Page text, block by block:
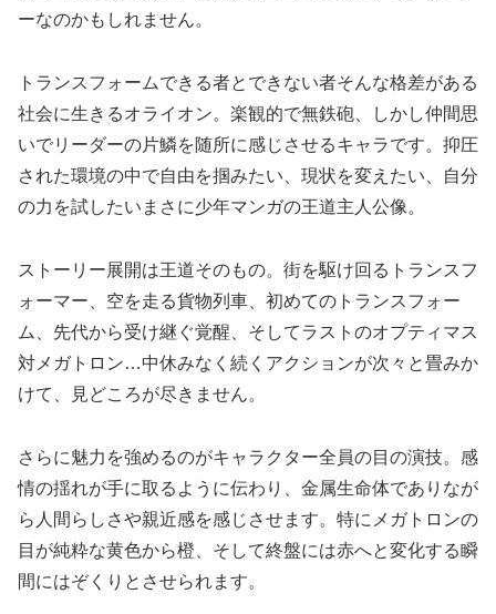
ーなのかもしれません。
トランスフォームできる者とできない者そんな格差がある
社会に生きるオライオン。楽観的で無鉄砲、しかし仲間思
いでリーダーの片鱗を随所に感じさせるキャラです。抑圧
された環境の中で自由を掴みたい、現状を変えたい、自分
の力を試したいまさに少年マンガの王道主人公像。
ストーリー展開は王道そのもの。街を駆け回るトランスフ
ォーマー、空を走る貨物列車、初めてのトランスフォー
ム、先代から受け継ぐ覚醒、そしてラストのオプティマス
対メガトロン…中休みなく続くアクションが次々と畳みか
けて、見どころが尽きません。
さらに魅力を強めるのがキャラクター全員の目の演技。感
情の揺れが手に取るように伝わり、金属生命体でありなが
ら人間らしさや親近感を感じさせます。特にメガトロンの
目が純粋な黄色から橙、そして終盤には赤へと変化する瞬
間にはぞくりとさせられます。